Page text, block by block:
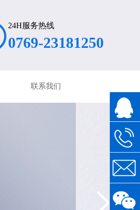
24H服务热线
0769-23181250
联系我们